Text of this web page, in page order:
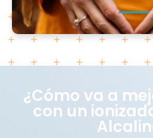
¿Cómo va a
con un